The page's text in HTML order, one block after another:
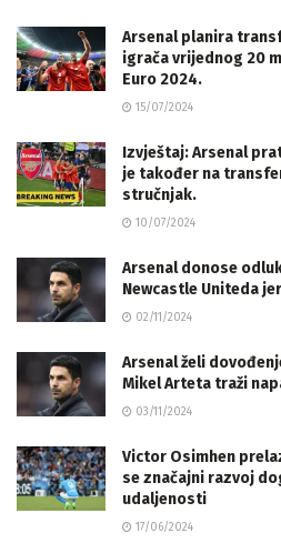
Arsenal planira
igrača vrijednog 20
Euro 2024.
15/07/2024
Izvještaj: Arsenal
je također na
stručnjak.
10/07/2024
Arsenal donose
Newcastle Uniteda
02/11/2024
Arsenal želi
Mikel Arteta traži
03/11/2024
Victor Osimhen
se značajni razvoj
udaljenosti
17/06/2024